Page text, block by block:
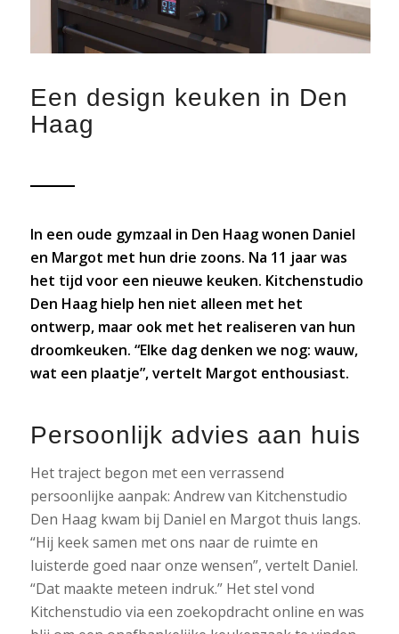
Een design keuken in Den
Haag
In een oude gymzaal in Den Haag wonen Daniel
en Margot met hun drie zoons. Na 11 jaar was
het tijd voor een nieuwe keuken. Kitchenstudio
Den Haag hielp hen niet alleen met het
ontwerp, maar ook met het realiseren van hun
droomkeuken. “Elke dag denken we nog: wauw,
wat een plaatje”, vertelt Margot enthousiast.
Persoonlijk advies aan huis
Het traject begon met een verrassend
persoonlijke aanpak: Andrew van Kitchenstudio
Den Haag kwam bij Daniel en Margot thuis langs.
“Hij keek samen met ons naar de ruimte en
luisterde goed naar onze wensen”, vertelt Daniel.
“Dat maakte meteen indruk.” Het stel vond
Kitchenstudio via een zoekopdracht online en was